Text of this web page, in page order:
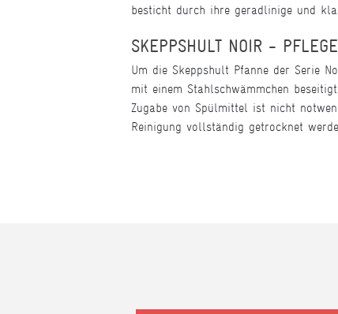
besticht durch ihre geradlinige und
SKEPPSHULT NOIR - PFLEGE
Um die Skeppshult Pfanne der Serie
mit einem Stahlschwämmchen
Zugabe von Spülmittel ist nicht
Reinigung vollständig getrocknet